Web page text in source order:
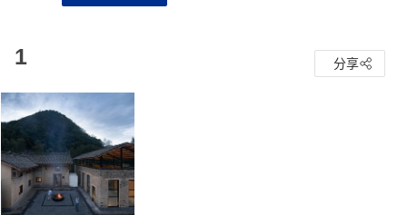
1 分享